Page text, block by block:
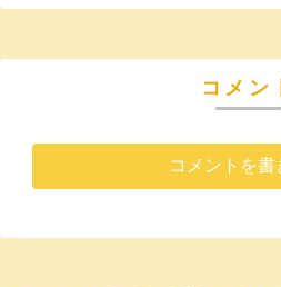
コメン
コメントを書